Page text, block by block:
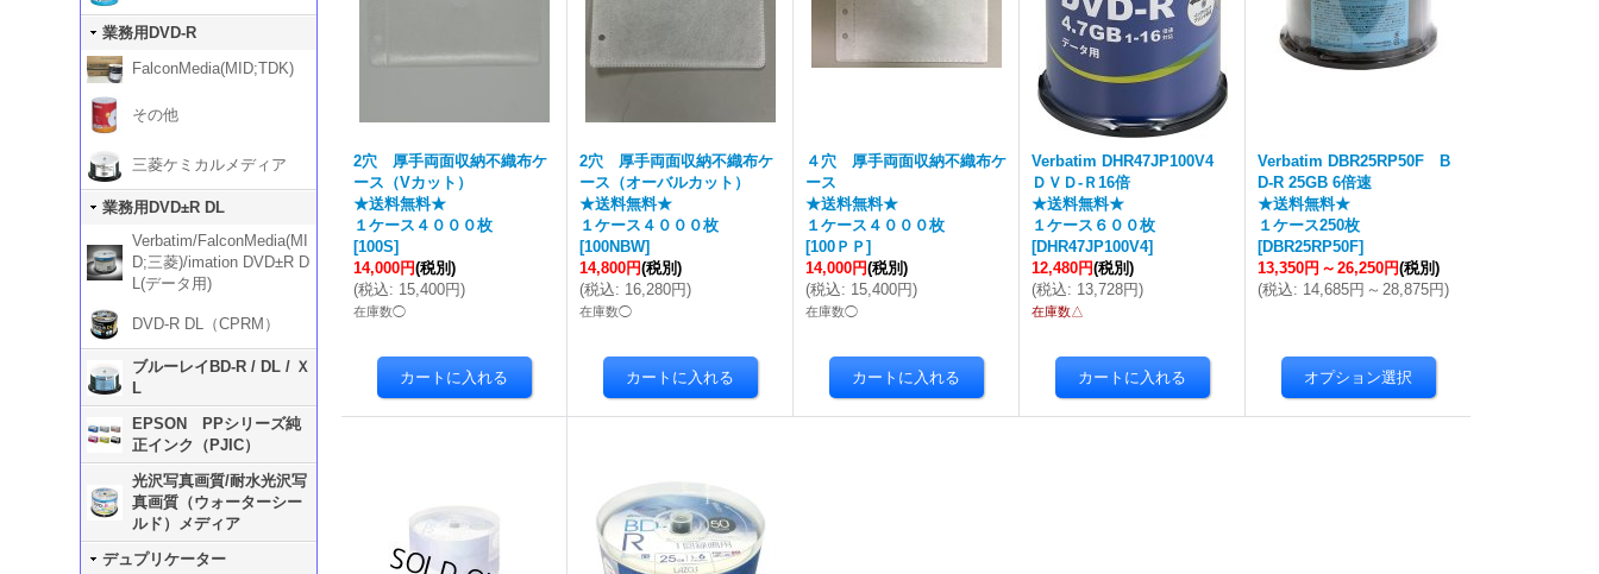
業務用DVD-R
FalconMedia(MID;TDK)
その他
三菱ケミカルメディア
業務用DVD±R DL
Verbatim/FalconMedia(MI
D;三菱)/imation DVD±R D
L(データ用)
DVD-R DL（CPRM）
ブルーレイBD-R / DL / Ｘ
L
EPSON PPシリーズ純
正インク（PJIC）
光沢写真画質/耐水光沢写
真画質（ウォーターシー
ルド）メディア
デュプリケーター
2穴 厚手両面収納不織布ケ
ース（Vカット）
★送料無料★
１ケース４０００枚
[100S]
14,000円(税別)
(税込: 15,400円)
在庫数◯
2穴 厚手両面収納不織布ケ
ース（オーバルカット）
★送料無料★
１ケース４０００枚
[100NBW]
14,800円(税別)
(税込: 16,280円)
在庫数◯
４穴 厚手両面収納不織布ケ
ース
★送料無料★
１ケース４０００枚
[100ＰＰ]
14,000円(税別)
(税込: 15,400円)
在庫数◯
Verbatim DHR47JP100V4
ＤＶＤ-Ｒ16倍
★送料無料★
１ケース６００枚
[DHR47JP100V4]
12,480円(税別)
(税込: 13,728円)
在庫数△
Verbatim DBR25RP50F B
D-R 25GB 6倍速
★送料無料★
１ケース250枚
[DBR25RP50F]
13,350円 ～ 26,250円(税別)
(税込: 14,685円 ～ 28,875円)